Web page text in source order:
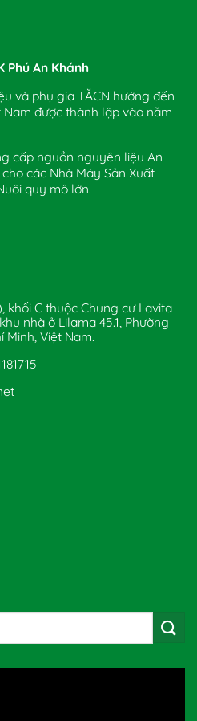
Phú An Khánh
và phụ gia TĂCN hướng đến
được thành lập vào năm
cấp nguồn nguyên liệu An
các Nhà Máy Sản Xuất
quy mô lớn.
khối C thuộc Chung cư Lavita
nhà ở Lilama 45.1, Phường
Minh, Việt Nam.